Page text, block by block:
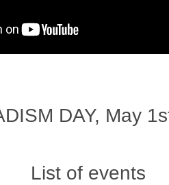
DAY, May
List of events